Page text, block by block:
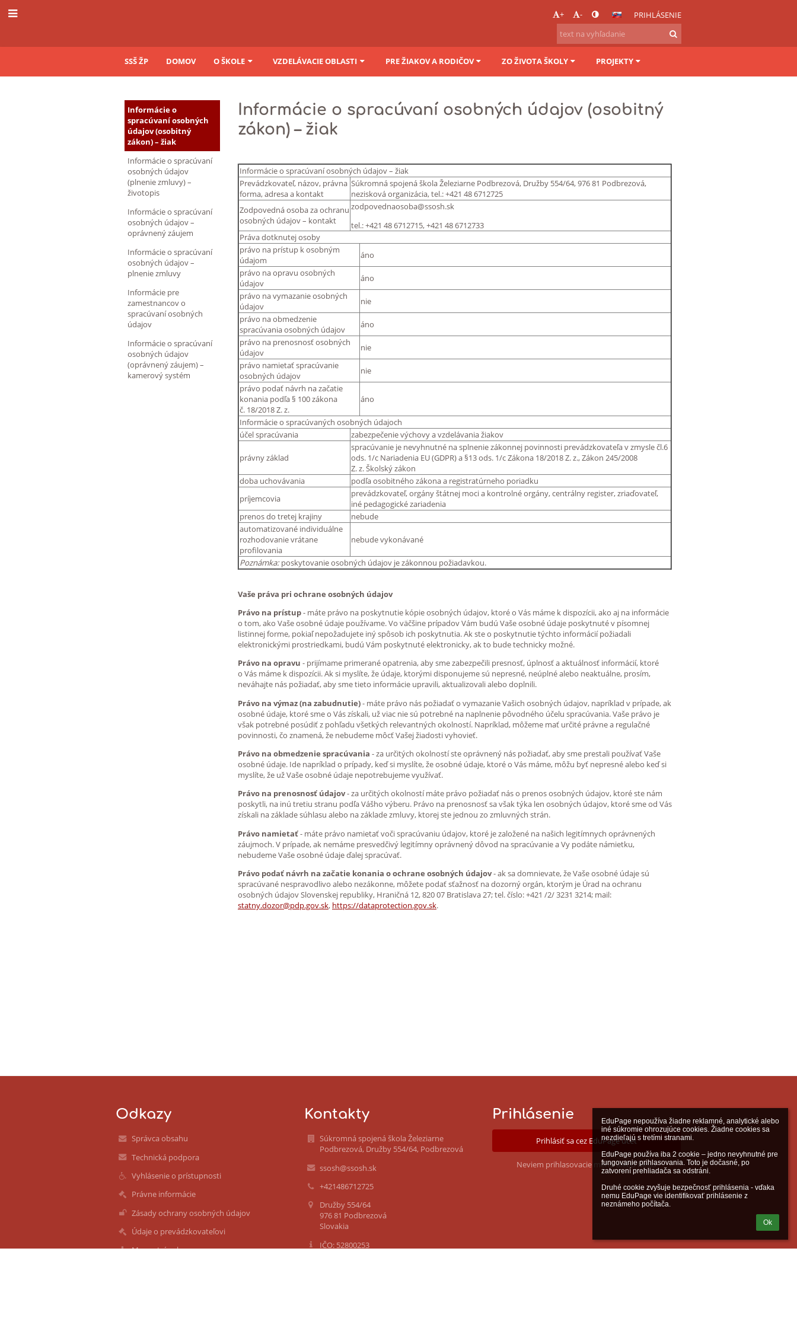
EduPage nepoužíva žiadne reklamné, analytické alebo
iné súkromie ohrozujúce cookies. Žiadne cookies sa
nezdieľajú s tretími stranami.
EduPage používa iba 2 cookie – jedno nevyhnutné pre
fungovanie prihlasovania. Toto je dočasné, po
zatvorení prehliadača sa odstráni.
Druhé cookie zvyšuje bezpečnosť prihlásenia - vďaka
nemu EduPage vie identifikovať prihlásenie z
neznámeho počítača.
Ok
+ - PRIHLÁSENIE
SSŠ ŽP DOMOV O ŠKOLE VZDELÁVACIE OBLASTI PRE ŽIAKOV A RODIČOV ZO ŽIVOTA ŠKOLY PROJEKTY
Prehlásenie
o
spracovaní
Informácie o
spracúvaní osobných
údajov (osobitný
zákon) – žiak
Informácie o spracúvaní
osobných údajov
(plnenie zmluvy) –
životopis
Informácie o spracúvaní
osobných údajov –
oprávnený záujem
Informácie o spracúvaní
osobných údajov –
plnenie zmluvy
Informácie pre
zamestnancov o
spracúvaní osobných
údajov
Informácie o spracúvaní
osobných údajov
(oprávnený záujem) –
kamerový systém
Informácie o spracúvaní osobných údajov (osobitný
zákon) – žiak
Informácie o spracúvaní osobných údajov – žiak
Prevádzkovateľ, názov, právna
forma, adresa a kontakt
Súkromná spojená škola Železiarne Podbrezová, Družby 554/64, 976 81 Podbrezová,
nezisková organizácia, tel.: +421 48 6712725
Zodpovedná osoba za ochranu
osobných údajov – kontakt
zodpovednaosoba@ssosh.sk
tel.: +421 48 6712715, +421 48 6712733
Práva dotknutej osoby
právo na prístup k osobným
údajom
áno
právo na opravu osobných
údajov
áno
právo na vymazanie osobných
údajov
nie
právo na obmedzenie
spracúvania osobných údajov
áno
právo na prenosnosť osobných
údajov
nie
právo namietať spracúvanie
osobných údajov
nie
právo podať návrh na začatie
konania podľa § 100 zákona
č. 18/2018 Z. z.
áno
Informácie o spracúvaných osobných údajoch
účel spracúvania
zabezpečenie výchovy a vzdelávania žiakov
právny základ
spracúvanie je nevyhnutné na splnenie zákonnej povinnosti prevádzkovateľa v zmysle čl.6
ods. 1/c Nariadenia EU (GDPR) a §13 ods. 1/c Zákona 18/2018 Z. z., Zákon 245/2008
Z. z. Školský zákon
doba uchovávania
podľa osobitného zákona a registratúrneho poriadku
príjemcovia
prevádzkovateľ, orgány štátnej moci a kontrolné orgány, centrálny register, zriaďovateľ,
iné pedagogické zariadenia
prenos do tretej krajiny
nebude
automatizované individuálne
rozhodovanie vrátane
profilovania
nebude vykonávané
Poznámka: poskytovanie osobných údajov je zákonnou požiadavkou.
Vaše práva pri ochrane osobných údajov
Právo na prístup- máte právo na poskytnutie kópie osobných údajov, ktoré o Vás máme k dispozícii, ako aj na informácie
o tom, ako Vaše osobné údaje používame. Vo väčšine prípadov Vám budú Vaše osobné údaje poskytnuté v písomnej
listinnej forme, pokiaľ nepožadujete iný spôsob ich poskytnutia. Ak ste o poskytnutie týchto informácií požiadali
elektronickými prostriedkami, budú Vám poskytnuté elektronicky, ak to bude technicky možné.
Právo na opravu - prijímame primerané opatrenia, aby sme zabezpečili presnosť, úplnosť a aktuálnosť informácií, ktoré
o Vás máme k dispozícii. Ak si myslíte, že údaje, ktorými disponujeme sú nepresné, neúplné alebo neaktuálne, prosím,
neváhajte nás požiadať, aby sme tieto informácie upravili, aktualizovali alebo doplnili.
Právo na výmaz (na zabudnutie)- máte právo nás požiadať o vymazanie Vašich osobných údajov, napríklad v prípade, ak
osobné údaje, ktoré sme o Vás získali, už viac nie sú potrebné na naplnenie pôvodného účelu spracúvania. Vaše právo je
však potrebné posúdiť z pohľadu všetkých relevantných okolností. Napríklad, môžeme mať určité právne a regulačné
povinnosti, čo znamená, že nebudeme môcť Vašej žiadosti vyhovieť.
Právo na obmedzenie spracúvania - za určitých okolností ste oprávnený nás požiadať, aby sme prestali používať Vaše
osobné údaje. Ide napríklad o prípady, keď si myslíte, že osobné údaje, ktoré o Vás máme, môžu byť nepresné alebo keď si
myslíte, že už Vaše osobné údaje nepotrebujeme využívať.
Právo na prenosnosť údajov- za určitých okolností máte právo požiadať nás o prenos osobných údajov, ktoré ste nám
poskytli, na inú tretiu stranu podľa Vášho výberu. Právo na prenosnosť sa však týka len osobných údajov, ktoré sme od Vás
získali na základe súhlasu alebo na základe zmluvy, ktorej ste jednou zo zmluvných strán.
Právo namietať- máte právo namietať voči spracúvaniu údajov, ktoré je založené na našich legitímnych oprávnených
záujmoch. V prípade, ak nemáme presvedčivý legitímny oprávnený dôvod na spracúvanie a Vy podáte námietku,
nebudeme Vaše osobné údaje ďalej spracúvať.
Právo podať návrh na začatie konania o ochrane osobných údajov- ak sa domnievate, že Vaše osobné údaje sú
spracúvané nespravodlivo alebo nezákonne, môžete podať sťažnosť na dozorný orgán, ktorým je Úrad na ochranu
osobných údajov Slovenskej republiky, Hraničná 12, 820 07 Bratislava 27; tel. číslo: +421 /2/ 3231 3214; mail:
statny.dozor@pdp.gov.sk, https://dataprotection.gov.sk.
Odkazy
Správca obsahu
Technická podpora
Vyhlásenie o prístupnosti
Právne informácie
Zásady ochrany osobných údajov
Údaje o prevádzkovateľovi
Mapa stránok
Kontakty
Súkromná spojená škola Železiarne
Podbrezová, Družby 554/64, Podbrezová
ssosh@ssosh.sk
+421486712725
Družby 554/64
976 81 Podbrezová
Slovakia
IČO: 52800253
Prihlásenie
Prihlásiť sa cez EduPage účet
Neviem prihlasovacie meno alebo heslo